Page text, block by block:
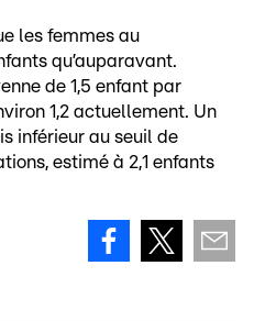
les femmes au
qu’auparavant.
de 1,5 enfant par
1,2 actuellement. Un
inférieur au seuil de
estimé à 2,1 enfants